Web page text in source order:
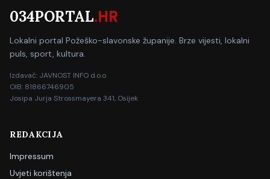
034PORTAL.HR
Lokalni portal Požeško-slavonske županije. Brze vijesti, lokalni
puls, sport, kultura.
Izdavač: JAVNOST INFO d.o.o.
OIB: 81866746905
Josipa Jurja Strossmayera 341, Osijek
REDAKCIJA
Impressum
Uvjeti korištenja